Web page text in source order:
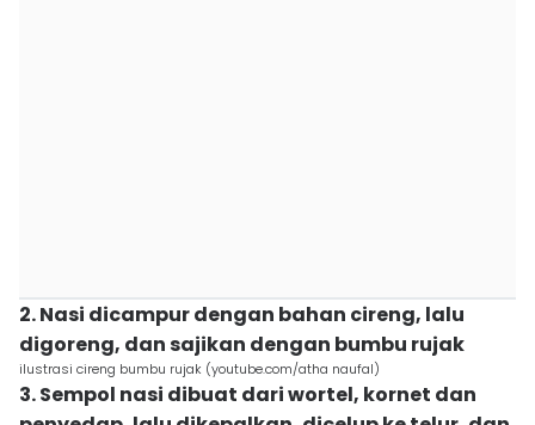
2. Nasi dicampur dengan bahan cireng, lalu
digoreng, dan sajikan dengan bumbu rujak
ilustrasi cireng bumbu rujak (youtube.com/atha naufal)
3. Sempol nasi dibuat dari wortel, kornet dan